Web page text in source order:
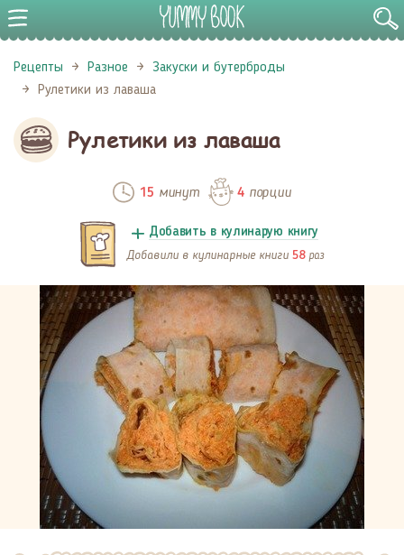
Рецепты Разное
Закуски и бутерброды
Рулетики из лаваша
Рулетики из лаваша
15 минут 4порции
Добавить в кулинарую книгу
Добавили в кулинарные книги 58 раз